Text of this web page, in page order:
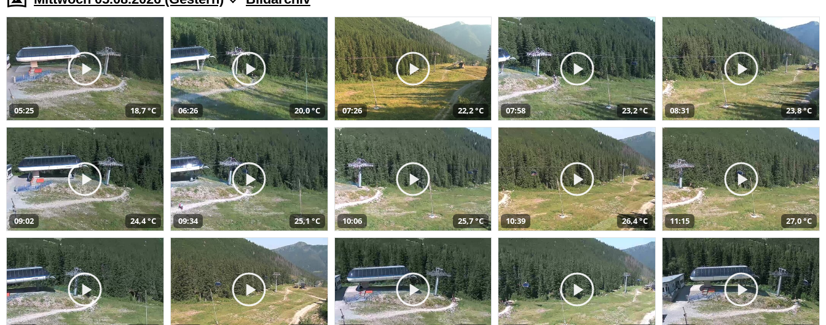
05:25 18,7 °C 06:26 20,0 °C 07:26 22,2 °C 07:58 23,2 °C 08:31 23,8 °C
09:02 24,4 °C 09:34 25,1 °C 10:06 25,7 °C 10:39 26,4 °C 11:15 27,0 °C